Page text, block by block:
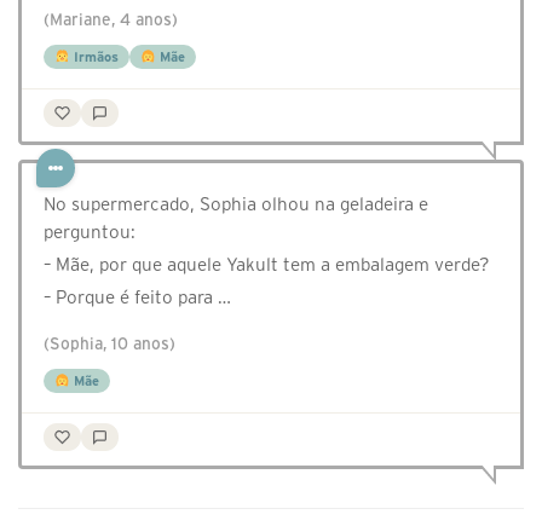
(Mariane, 4 anos)
Irmãos Mãe
No supermercado, Sophia olhou na geladeira e
perguntou:
– Mãe, por que aquele Yakult tem a embalagem verde?
– Porque é feito para …
(Sophia, 10 anos)
Mãe